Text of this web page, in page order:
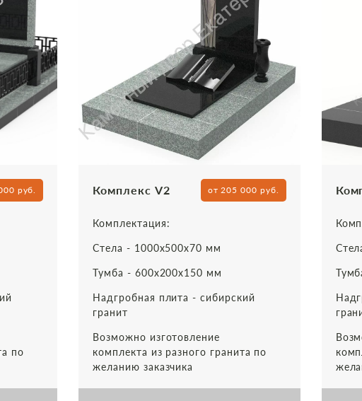
руб.
по
Комплекс V2 от 205 000 руб.
Комплектация:
Стела - 1000х500х70 мм
Тумба - 600х200х150 мм
Надгробная плита - сибирский
гранит
Возможно изготовление
комплекта из разного гранита по
желанию заказчика